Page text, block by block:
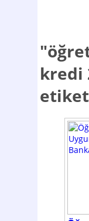
kredi